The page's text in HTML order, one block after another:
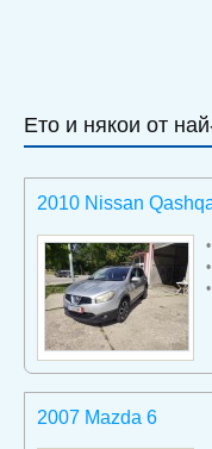
Ето и някои от
2010 Nissan
•
•
2007 Mazda 6